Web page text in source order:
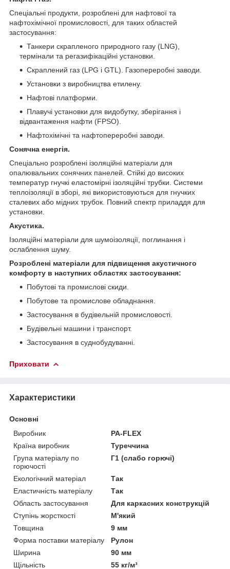
Спеціальні продукти, розроблені для нафтової та
нафтохімічної промисловості, для таких областей
застосування:
Танкери скрапленого природного газу (LNG),
термінали та регазифікаційні установки.
Скраплений газ (LPG і GTL). Газопереробні заводи.
Установки з виробництва етилену.
Нафтові платформи.
Плавучі установки для видобутку, зберігання і
відвантаження нафти (FPSO).
Нафтохімічні та нафтопереробні заводи.
Сонячна енергія.
Спеціально розроблені ізоляційні матеріали для
опалювальних сонячних панелей. Стійкі до високих
температур гнучкі еластомірні ізоляційні трубки. Системи
теплоізоляції в зборі, які використовуються для гнучких
сталевих або мідних трубок. Повний спектр приладдя для
установки.
Акустика.
Ізоляційні матеріали для шумоізоляції, поглинання і
ослаблення шуму.
Розроблені матеріали для підвищення акустичного
комфорту в наступних областях застосування:
Побутові та промислові скиди.
Побутове та промислове обладнання.
Застосування в будівельній промисловості.
Будівельні машини і транспорт.
Застосування в суднобудуванні.
Приховати
Характеристики
Основні
Виробник
PA-FLEX
Країна виробник
Туреччина
Група матеріалу по
горючості
Г1 (слабо горючі)
Екологічний матеріал
Так
Еластичність матеріалу
Так
Область застосування
Для каркасних конструкцій
Ступінь жорсткості
М'який
Товщина
9 мм
Форма поставки матеріалу
Рулон
Ширина
90 мм
Щільність
55 кг/м³